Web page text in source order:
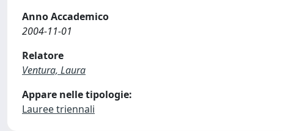
Anno Accademico
2004-11-01
Relatore
Ventura, Laura
Appare nelle tipologie:
Lauree triennali